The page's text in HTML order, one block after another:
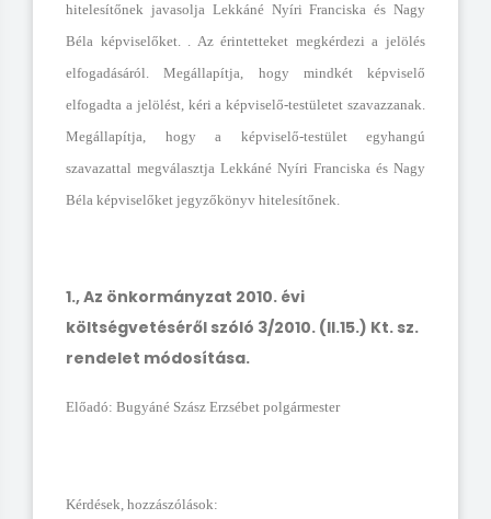
hitelesítőnek javasolja Lekkáné Nyíri Franciska és Nagy
Béla képviselőket. . Az érintetteket megkérdezi a jelölés
elfogadásáról. Megállapítja, hogy mindkét képviselő
elfogadta a jelölést, kéri a képviselő-testületet szavazzanak.
Megállapítja, hogy a képviselő-testület egyhangú
szavazattal megválasztja Lekkáné Nyíri Franciska és Nagy
Béla képviselőket jegyzőkönyv hitelesítőnek.
1., Az önkormányzat 2010. évi
költségvetéséről szóló 3/2010. (II.15.) Kt. sz.
rendelet módosítása.
Előadó: Bugyáné Szász Erzsébet polgármester
Kérdések, hozzászólások: